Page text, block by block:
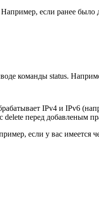
если ранее было
команды status.
IPv4 и IPv6
перед добавленым
если у вас имеется